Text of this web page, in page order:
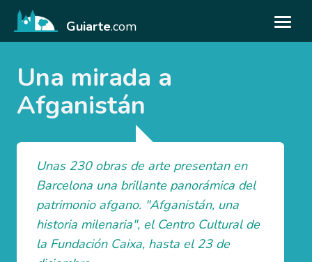
Guiarte.com
Una mirada a
Afganistán
Unas 230 obras de arte presentan en
Barcelona una brillante panorámica del
patrimonio afgano. "Afganistán, una
historia milenaria", el Centro Cultural de
la Fundación Caixa, hasta el 23 de